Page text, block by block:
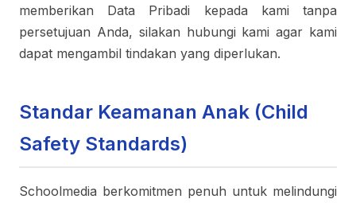
memberikan Data Pribadi kepada kami tanpa
persetujuan Anda, silakan hubungi kami agar kami
dapat mengambil tindakan yang diperlukan.
Standar Keamanan Anak (Child
Safety Standards)
Schoolmedia berkomitmen penuh untuk melindungi